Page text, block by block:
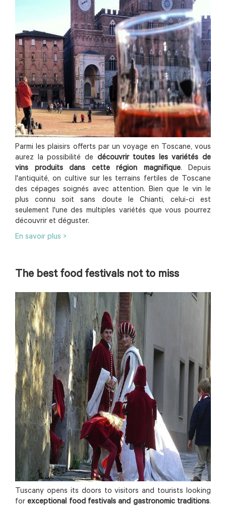
Parmi les plaisirs offerts par un voyage en Toscane, vous
aurez la possibilité de découvrir toutes les variétés de
vins produits dans cette région magnifique. Depuis
l'antiquité, on cultive sur les terrains fertiles de Toscane
des cépages soignés avec attention. Bien que le vin le
plus connu soit sans doute le Chianti, celui-ci est
seulement l'une des multiples variétés que vous pourrez
découvrir et déguster.
En savoir plus >
The best food festivals not to miss
Tuscany opens its doors to visitors and tourists looking
forexceptional food festivals and gastronomic traditions.